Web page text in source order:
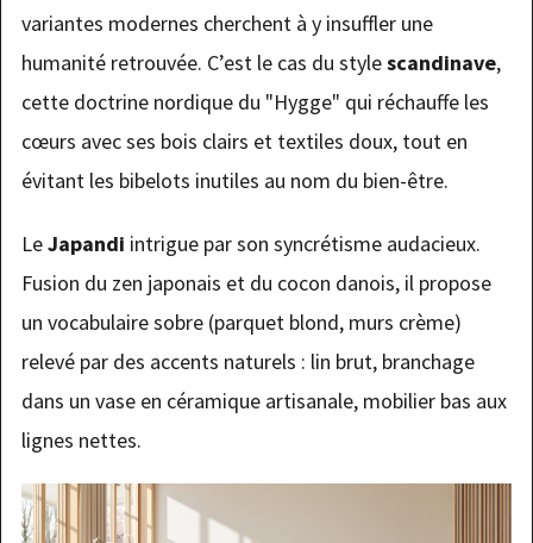
variantes modernes cherchent à y insuffler une
humanité retrouvée. C’est le cas du stylescandinave,
cette doctrine nordique du "Hygge" qui réchauffe les
cœurs avec ses bois clairs et textiles doux, tout en
évitant les bibelots inutiles au nom du bien-être.
LeJapandi intrigue par son syncrétisme audacieux.
Fusion du zen japonais et du cocon danois, il propose
un vocabulaire sobre (parquet blond, murs crème)
relevé par des accents naturels : lin brut, branchage
dans un vase en céramique artisanale, mobilier bas aux
lignes nettes.